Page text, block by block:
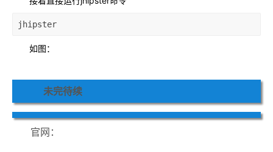
jhipster
如图：
未完待续
官网：